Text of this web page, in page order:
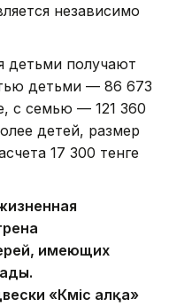
независимо
детьми получают
детьми — 86 673
с семью — 121 360
детей, размер
17 300 тенге
имеющих
«Күміс алқа»